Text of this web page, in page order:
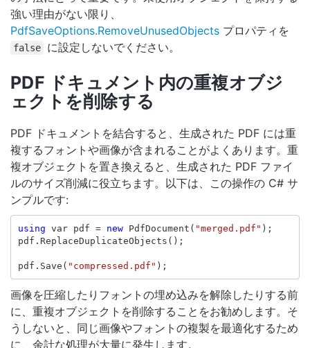
強い理由がない限り、
PdfSaveOptions.RemoveUnusedObjects プロパティを
false に設定しないでください。
PDF ドキュメント内の重複オブジ
ェクトを削除する
PDF ドキュメントを結合すると、生成された PDF には重
複するフォントや画像が含まれることがよくあります。重
複オブジェクトを置き換えると、生成された PDF ファイ
ルのサイズ削減に役立ちます。以下は、この操作の C# サ
ンプルです:
using var pdf = new PdfDocument ( "merged.pdf" );
pdf . ReplaceDuplicateObjects ();
pdf . Save ( "compressed.pdf" );
画像を圧縮したりフォントの埋め込みを解除したりする前
に、重複オブジェクトを削除することをお勧めします。そ
うしないと、同じ画像やフォントの複製を最適化するため
に、余計な処理が大量に発生します。